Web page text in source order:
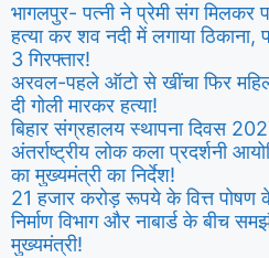
भागलपुर- पत्नी ने प्रेमी संग मिलकर
हत्या कर शव नदी में लगाया ठिकाना,
3 गिरफ्तार!
अरवल-पहले ऑटो से खींचा फिर
दी गोली मारकर हत्या!
बिहार संग्रहालय स्थापना दिवस
अंतर्राष्ट्रीय लोक कला प्रदर्शनी
का मुख्यमंत्री का निर्देश!
21 हजार करोड़ रूपये के वित्त पोषण
निर्माण विभाग और नाबार्ड के बीच
मुख्यमंत्री!